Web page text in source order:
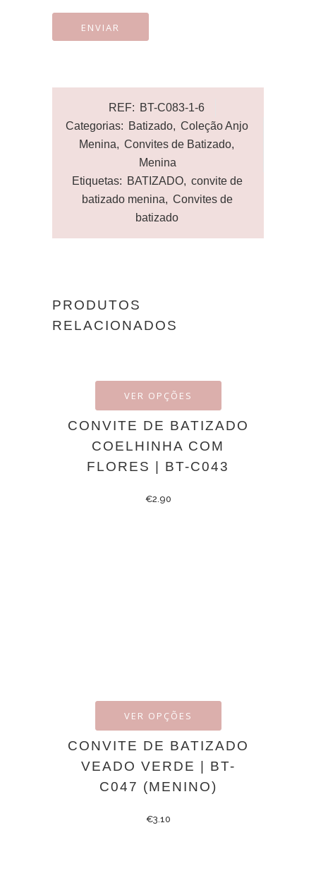
REF: BT-C083-1-6
Categorias: Batizado, Coleção Anjo
Menina, Convites de Batizado,
Menina
Etiquetas: BATIZADO, convite de
batizado menina, Convites de
batizado
PRODUTOS
RELACIONADOS
VER OPÇÕES
CONVITE DE BATIZADO
COELHINHA COM
FLORES | BT-C043
€2.90
VER OPÇÕES
CONVITE DE BATIZADO
VEADO VERDE | BT-
C047 (MENINO)
€3.10